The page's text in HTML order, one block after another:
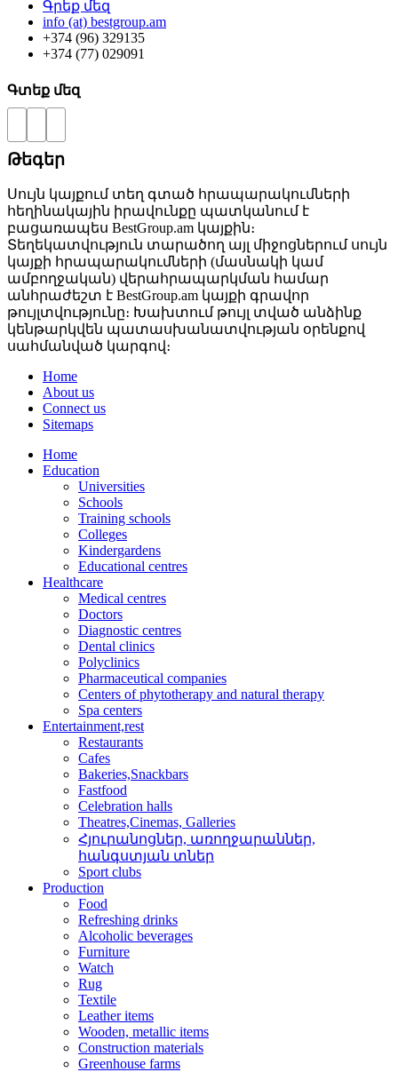
Գրեք մեզ
info (at) bestgroup.am
+374 (96) 329135
+374 (77) 029091
Գտեք մեզ
Թեգեր
Սույն կայքում տեղ գտած հրապարակումների
հեղինակային իրավունքը պատկանում է
բացառապես BestGroup.am կայքին։
Տեղեկատվություն տարածող այլ միջոցներում սույն
կայքի հրապարակումների (մասնակի կամ
ամբողջական) վերահրապարկման համար
անհրաժեշտ է BestGroup.am կայքի գրավոր
թույլտվությունը։ Խախտում թույլ տված անձինք
կենթարկվեն պատասխանատվության օրենքով
սահմանված կարգով։
Home
About us
Connect us
Sitemaps
Home
Education
Universities
Schools
Training schools
Colleges
Kindergardens
Educational centres
Healthcare
Medical centres
Doctors
Diagnostic centres
Dental clinics
Polyclinics
Pharmaceutical companies
Centers of phytotherapy and natural therapy
Spa centers
Entertainment,rest
Restaurants
Cafes
Bakeries,Snackbars
Fastfood
Celebration halls
Theatres,Cinemas, Galleries
Հյուրանոցներ, առողջար­աններ,
հանգստյան տներ
Sport clubs
Production
Food
Refreshing drinks
Alcoholic beverages
Furniture
Watch
Rug
Textile
Leather items
Wooden, metallic items
Construction materials
Greenhouse farms